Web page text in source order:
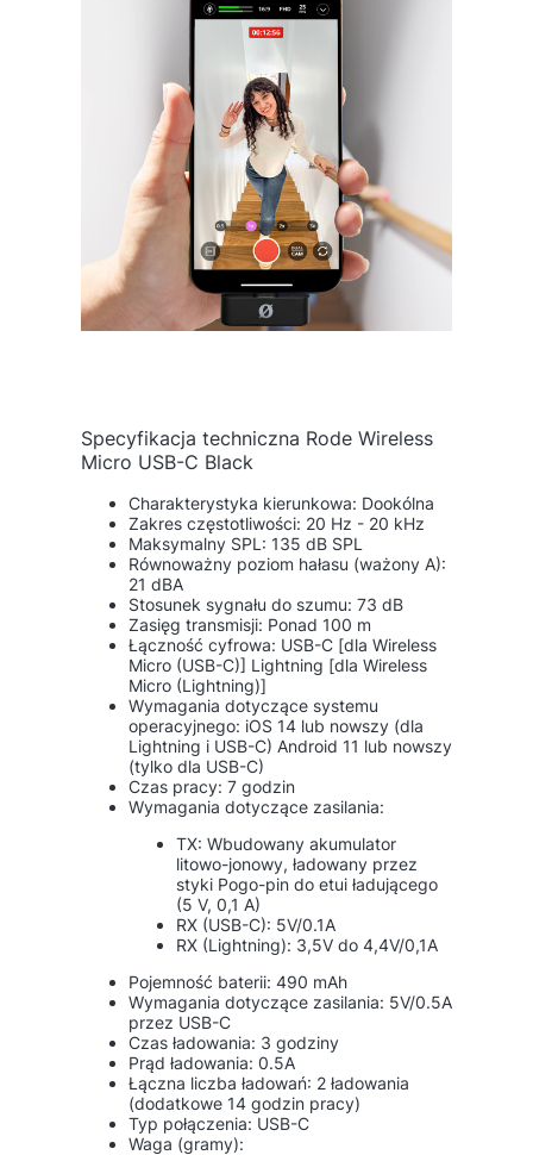
Specyfikacja techniczna Rode Wireless
Micro USB-C Black
Charakterystyka kierunkowa: Dookólna
Zakres częstotliwości: 20 Hz - 20 kHz
Maksymalny SPL: 135 dB SPL
Równoważny poziom hałasu (ważony A):
21 dBA
Stosunek sygnału do szumu: 73 dB
Zasięg transmisji: Ponad 100 m
Łączność cyfrowa: USB-C [dla Wireless
Micro (USB-C)] Lightning [dla Wireless
Micro (Lightning)]
Wymagania dotyczące systemu
operacyjnego: iOS 14 lub nowszy (dla
Lightning i USB-C) Android 11 lub nowszy
(tylko dla USB-C)
Czas pracy: 7 godzin
Wymagania dotyczące zasilania:
TX: Wbudowany akumulator
litowo-jonowy, ładowany przez
styki Pogo-pin do etui ładującego
(5 V, 0,1 A)
RX (USB-C): 5V/0.1A
RX (Lightning): 3,5V do 4,4V/0,1A
Pojemność baterii: 490 mAh
Wymagania dotyczące zasilania: 5V/0.5A
przez USB-C
Czas ładowania: 3 godziny
Prąd ładowania: 0.5A
Łączna liczba ładowań: 2 ładowania
(dodatkowe 14 godzin pracy)
Typ połączenia: USB-C
Waga (gramy):